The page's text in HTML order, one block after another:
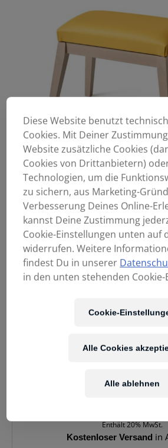
359,00
Enthält 20% MwSt.
Kostenloser Versand in
Diese Website benutzt
Cookies. Mit Deiner
Website zusätzliche Cookies
Cookies von Drittanbietern)
Technologien, um die
zu sichern, aus Marketing-
Verbesserung Deines Online-
kannst Deine Zustimmung
Cookie-Einstellungen unten auf
widerrufen. Weitere
findest Du in unserer
in den unten stehenden
Cookie-
Alle ablehnen
Alle Cookies